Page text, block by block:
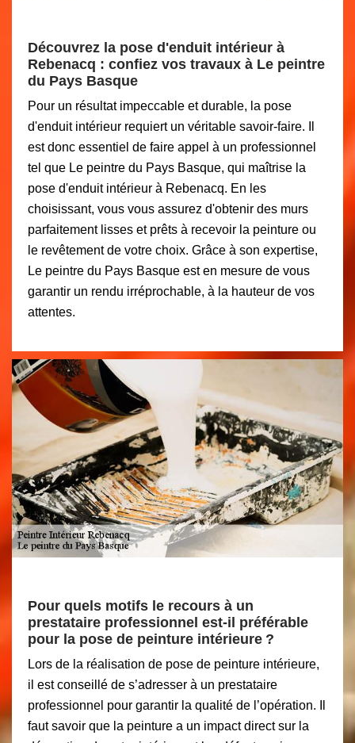
Découvrez la pose d'enduit intérieur à
Rebenacq : confiez vos travaux à Le peintre
du Pays Basque
Pour un résultat impeccable et durable, la pose
d'enduit intérieur requiert un véritable savoir-faire. Il
est donc essentiel de faire appel à un professionnel
tel que Le peintre du Pays Basque, qui maîtrise la
pose d'enduit intérieur à Rebenacq. En les
choisissant, vous vous assurez d'obtenir des murs
parfaitement lisses et prêts à recevoir la peinture ou
le revêtement de votre choix. Grâce à son expertise,
Le peintre du Pays Basque est en mesure de vous
garantir un rendu irréprochable, à la hauteur de vos
attentes.
Pour quels motifs le recours à un
prestataire professionnel est-il préférable
pour la pose de peinture intérieure ?
Lors de la réalisation de pose de peinture intérieure,
il est conseillé de s’adresser à un prestataire
professionnel pour garantir la qualité de l’opération. Il
faut savoir que la peinture a un impact direct sur la